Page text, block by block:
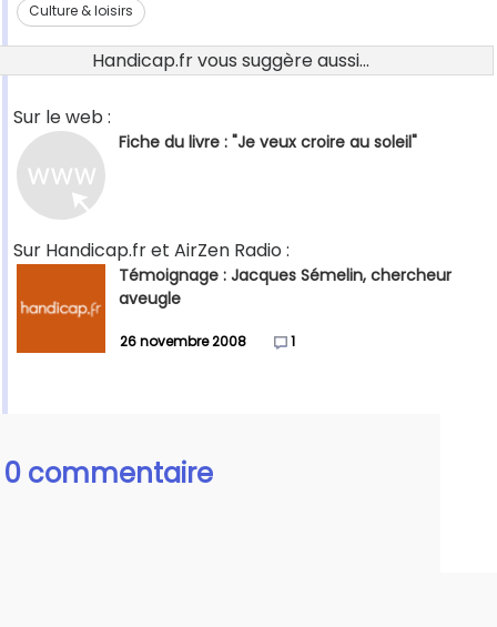
Culture & loisirs
Handicap.fr vous suggère aussi...
Sur le web :
Fiche du livre : "Je veux croire au soleil"
Sur Handicap.fr et AirZen Radio :
Témoignage : Jacques Sémelin, chercheur
aveugle
26 novembre 2008 1
0 commentaire